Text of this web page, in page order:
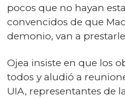
pocos que no hayan
convencidos de que
demonio, van a
Ojea insiste en que los
todos y aludió a
UIA, representantes de